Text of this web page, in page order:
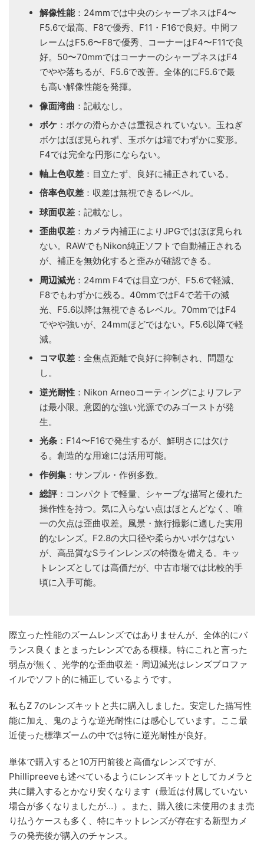
解像性能：24mmでは中央のシャープネスはF4〜
F5.6で最高、F8で優秀、F11・F16で良好。中間フ
レームはF5.6〜F8で優秀、コーナーはF4〜F11で良
好。50〜70mmではコーナーのシャープネスはF4
でやや落ちるが、F5.6で改善。全体的にF5.6で最
も高い解像性能を発揮。
像面湾曲 ：記載なし。
ボケ ：ボケの滑らかさは重視されていない。玉ねぎ
ボケはほぼ見られず、玉ボケは端でわずかに変形。
F4では完全な円形にならない。
軸上色収差 ：目立たず、良好に補正されている。
倍率色収差 ：収差は無視できるレベル。
球面収差 ：記載なし。
歪曲収差 ：カメラ内補正によりJPGではほぼ見られ
ない。RAWでもNikon純正ソフトで自動補正される
が、補正を無効化すると歪みが確認できる。
周辺減光 ：24mm F4では目立つが、F5.6で軽減、
F8でもわずかに残る。40mmではF4で若干の減
光、F5.6以降は無視できるレベル。70mmではF4
でやや強いが、24mmほどではない。F5.6以降で軽
減。
コマ収差 ：全焦点距離で良好に抑制され、問題な
し。
逆光耐性 ：Nikon Arneoコーティングによりフレア
は最小限。意図的な強い光源でのみゴーストが発
生。
光条 ：F14〜F16で発生するが、鮮明さには欠け
る。創造的な用途には活用可能。
作例集 ：サンプル・作例多数。
総評：コンパクトで軽量、シャープな描写と優れた
操作性を持つ。気に入らない点はほとんどなく、唯
一の欠点は歪曲収差。風景・旅行撮影に適した実用
的なレンズ。F2.8の大口径や柔らかいボケはない
が、高品質なSラインレンズの特徴を備える。キッ
トレンズとしては高価だが、中古市場では比較的手
頃に入手可能。
際立った性能のズームレンズではありませんが、全体的にバ
ランス良くまとまったレンズである模様。特にこれと言った
弱点が無く、光学的な歪曲収差・周辺減光はレンズプロファ
イルでソフト的に補正しているようです。
私もZ 7のレンズキットと共に購入しました。安定した描写性
能に加え、鬼のような逆光耐性には感心しています。ここ最
近使った標準ズームの中では特に逆光耐性が良好。
単体で購入すると10万円前後と高価なレンズですが、
Phillipreeveも述べているようにレンズキットとしてカメラと
共に購入するとかなり安くなります（最近は付属していない
場合が多くなりましたが…）。また、購入後に未使用のまま売
り払うケースも多く、特にキットレンズが存在する新型カメ
ラの発売後が購入のチャンス。